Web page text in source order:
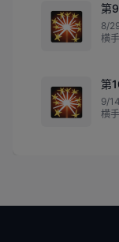
🎇
第
8/
横
🎇
第
9/14
横